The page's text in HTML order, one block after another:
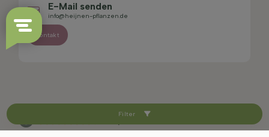
Filter
E-Mail senden
info@heijnen-pflanzen.de
Kontakt
4.4/5